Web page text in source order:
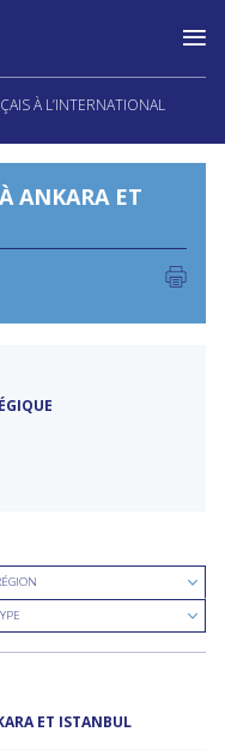
À L’INTERNATIONAL
ANKARA ET
ET ISTANBUL